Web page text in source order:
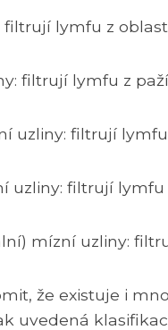
filtrují lymfu z
filtrují lymfu z paží
uzliny: filtrují
uzliny: filtrují lymfu
mízní uzliny:
že existuje i
uvedená